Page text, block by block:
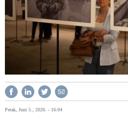
Petak, Juni 5., 2026. - 16:04